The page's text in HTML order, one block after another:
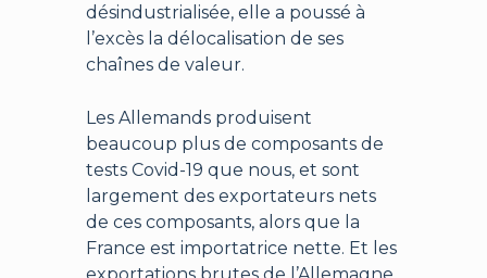
désindustrialisée, elle a poussé à
l’excès la délocalisation de ses
chaînes de valeur.
Les Allemands produisent
beaucoup plus de composants de
tests Covid-19 que nous, et sont
largement des exportateurs nets
de ces composants, alors que la
France est importatrice nette. Et les
exportations brutes de l’Allemagne